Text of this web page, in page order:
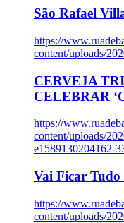
São Rafael
https://
content/uploads/
CERVEJA
CELEBRAR
https://
content/uploads/
e1589130204162-
Vai Ficar Tudo
https://
content/uploads/